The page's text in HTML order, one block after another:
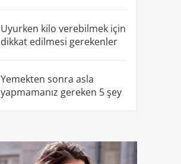
Uyurken kilo verebilmek için
dikkat edilmesi gerekenler
Yemekten sonra asla
yapmamanız gereken 5 şey